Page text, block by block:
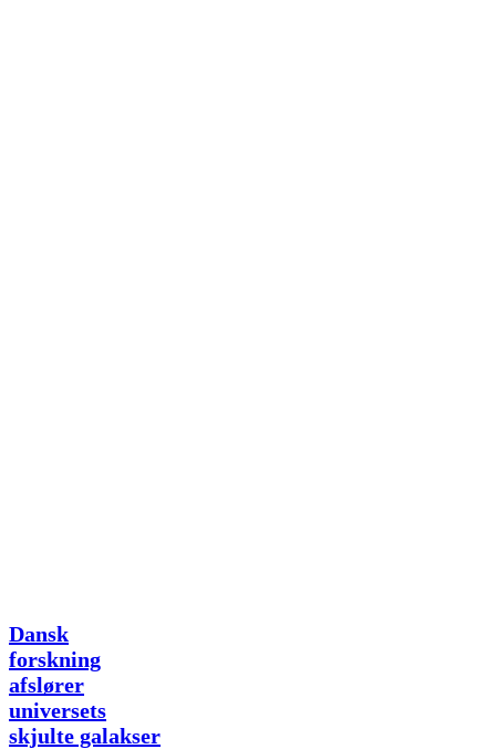
Dansk
forskning
afslører
universets
skjulte
galakser
Dansk
forskning
afslører
universets
skjulte galakser